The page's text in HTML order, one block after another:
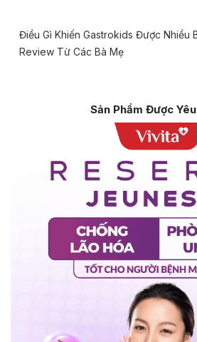
Điều Gì Khiến Gastrokids Được Nhiều
Review Từ Các Bà Mẹ
Sản Phẩm Được